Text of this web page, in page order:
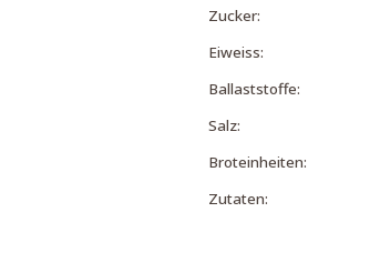
Zucker:
Eiweiss:
Ballaststoffe:
Salz:
Broteinheiten:
Zutaten: